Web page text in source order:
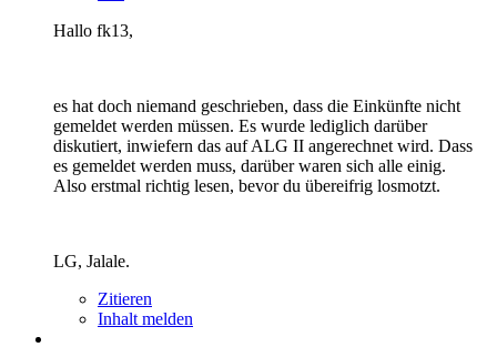
Hallo fk13,
es hat doch niemand geschrieben, dass die Einkünfte nicht
gemeldet werden müssen. Es wurde lediglich darüber
diskutiert, inwiefern das auf ALG II angerechnet wird. Dass
es gemeldet werden muss, darüber waren sich alle einig.
Also erstmal richtig lesen, bevor du übereifrig losmotzt.
LG, Jalale.
Zitieren
Inhalt melden